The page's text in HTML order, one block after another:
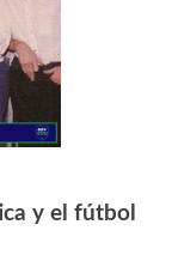
y el fútbol